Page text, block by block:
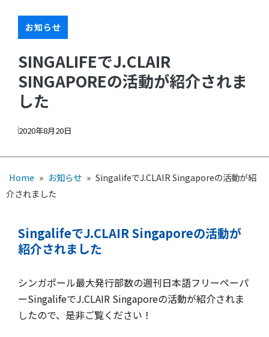
お知らせ
SINGALIFEでJ.CLAIR
SINGAPOREの活動が紹介されま
した
2020年8月20日
Home » お知らせ » SingalifeでJ.CLAIR Singaporeの活動が紹
介されました
SingalifeでJ.CLAIR Singaporeの活動が
紹介されました
シンガポール最大発行部数の週刊日本語フリーペーパ
ーSingalifeでJ.CLAIR Singaporeの活動が紹介されま
したので、是非ご覧ください！